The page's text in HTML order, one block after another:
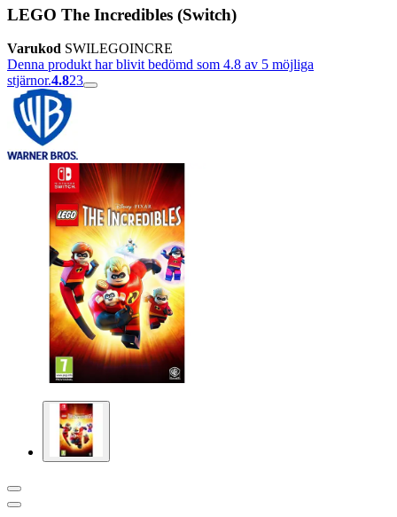
LEGO The Incredibles (Switch)
Varukod SWILEGOINCRE
Denna produkt har blivit bedömd som 4.8 av 5 möjliga
stjärnor.4.823